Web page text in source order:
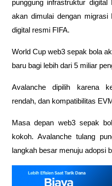
punggung infrastruktur
akan dimulai dengan migrasi
digital resmi FIFA.
World Cup web3 sepak bola
baru bagi lebih dari 5 miliar
Avalanche dipilih karena
rendah, dan kompatibilitas
Masa depan web3 sepak
kokoh. Avalanche tulang
langkah besar menuju adopsi